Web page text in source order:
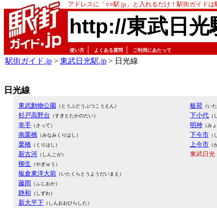
アドレスに「○○駅.jp」と入れるだけ！駅街ガイド
http://東武日光
使い方 よくある質問 ご利用にあたって
駅街ガイド.jp > 東武日光駅.jp > 日光線
日光線
東武動物公園 （とうぶどうぶつこうえん）
杉戸高野台 （すぎとたかのだい）
幸手 （さって）
南栗橋 （みなみくりはし）
栗橋 （くりはし）
新古河 （しんこが）
柳生 （やぎゅう）
板倉東洋大前 （いたくらとうようだいまえ）
藤岡 （ふじおか）
静和 （しずわ）
新大平下 （しんおおひらした）
板荷 （い
下小代 （
明神 （み
下今市 （
上今市 （
東武日光